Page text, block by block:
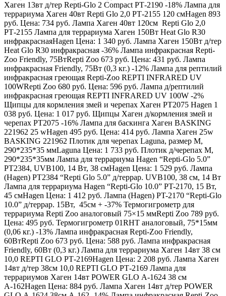
Хаген 13вт д/тер Repti-Glo 2 Compact РТ-2190 -18% Лампа для
террариума Хаген 40вт Repti Glo 2,0 РТ-2155 120 смHagen 893
руб. Цена: 734 руб. Лампа Хаген 40вт 120см Repti Glo 2,0
РТ-2155 Лампа для террариума Хаген 150Вт Heat Glo R30
инфракраснаяHagen Цена: 1 340 руб. Лампа Хаген 150Вт д/тер
Heat Glo R30 инфракрасная -36% Лампа инфракрасная Repti-
Zoo Friendly, 75ВтRepti Zoo 673 руб. Цена: 431 руб. Лампа
инфракрасная Friendly, 75Вт (0,3 кг.) -12% Лампа для рептилий
инфракрасная греющая Repti-Zoo REPTI INFRARED UV
100WRepti Zoo 680 руб. Цена: 596 руб. Лампа д/рептилий
инфракрасная греющая REPTI INFRARED UV 100W -2%
Щипцы для кормления змей и черепах Хаген РТ2075 Hagen 1
038 руб. Цена: 1 017 руб. Щипцы Хаген д/кормления змей и
черепах РТ2075 -16% Лампа для баскинга Хаген BASKING
221962 25 wHagen 495 руб. Цена: 414 руб. Лампа Хаген 25w
BASKING 221962 Плотик для черепах Laguna, размер M,
290*235*35 ммLaguna Цена: 1 733 руб. Плотик д/черепах M,
290*235*35мм Лампа для террариума Hagen “Repti-Glo 5.0”
PT2384, UVB100, 14 Вт, 38 смHagen Цена: 1 529 руб. Лампа
(Hagen) PT2384 “Repti Glo 5.0” д/террар. UVB100, 38 см, 14 Вт
Лампа для террариума Hagen “Repti-Glo 10.0” PT-2170, 15 Вт,
45 смHagen Цена: 1 412 руб. Лампа (Hagen) PT-2170 “Repti-Glo
10.0” д/террар. 15Вт, 45см + -37% Термогигрометр для
террариума Repti Zoo аналоговый 75×15 ммRepti Zoo 789 руб.
Цена: 495 руб. Термогигрометр 01RHT аналоговый, 75*15мм
(0,06 кг.) -13% Лампа инфракрасная Repti-Zoo Friendly,
60ВтRepti Zoo 673 руб. Цена: 588 руб. Лампа инфракрасная
Friendly, 60Вт (0,3 кг.) Лампа для террариума Хаген 14вт 38 см
10,0 REPTI GLO РТ-2169Hagen Цена: 2 208 руб. Лампа Хаген
14вт д/тер 38см 10,0 REPTI GLO РТ-2169 Лампа для
террариумов Хаген 14вт POWER GLO А-1624 38 см
А-162Hagen Цена: 884 руб. Лампа Хаген 14вт д/тер POWER